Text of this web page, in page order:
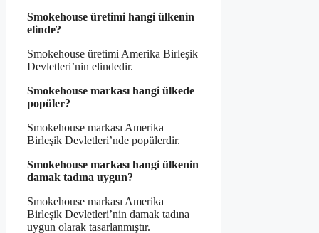
Smokehouse üretimi hangi ülkenin
elinde?
Smokehouse üretimi Amerika Birleşik
Devletleri’nin elindedir.
Smokehouse markası hangi ülkede
popüler?
Smokehouse markası Amerika
Birleşik Devletleri’nde popülerdir.
Smokehouse markası hangi ülkenin
damak tadına uygun?
Smokehouse markası Amerika
Birleşik Devletleri’nin damak tadına
uygun olarak tasarlanmıştır.